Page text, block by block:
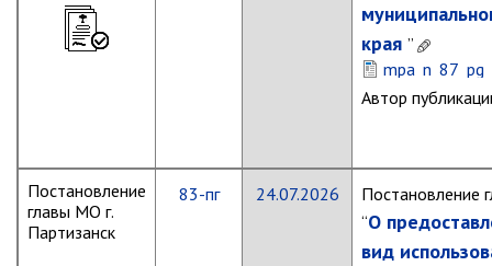
внутреннего финансового аудита
Отдел правового обеспечения
об отделе правового
обеспечения администрации
муниципального округа город
края ”
Автор
Постановление
главы МО г.
Партизанск
83-пг 24.07.2026
Постановление
“О
вид